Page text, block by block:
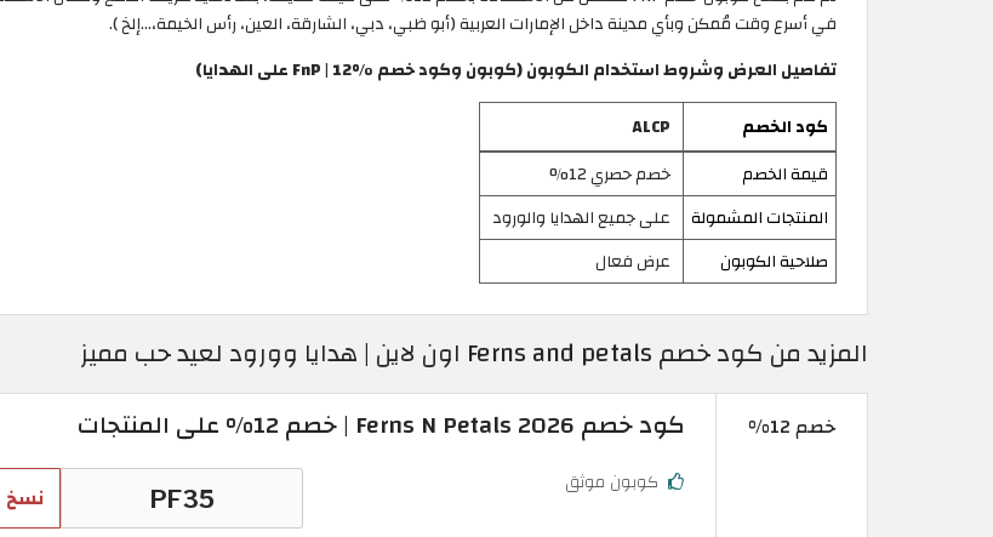
في أسرع وقت مُمكن وبأي مدينة داخل الإمارات العربية (أبو ظبي، دبي، الشارقة، العين، رأس الخيمة،…إلخ ).
تفاصيل العرض وشروط استخدام الكوبون (كوبون وكود خصم FnP | 12% على الهدايا)
كود الخصم
ALCP
قيمة الخصم
خصم حصري 12%
المنتجات المشمولة
على جميع الهدايا والورود
صلاحية الكوبون
عرض فعال
المزيد من كود خصم Ferns and petals اون لاين | هدايا وورود لعيد حب مميز
خصم 12% كود خصم Ferns N Petals 2026 | خصم 12% على المنتجات
كوبون موثق نسخ